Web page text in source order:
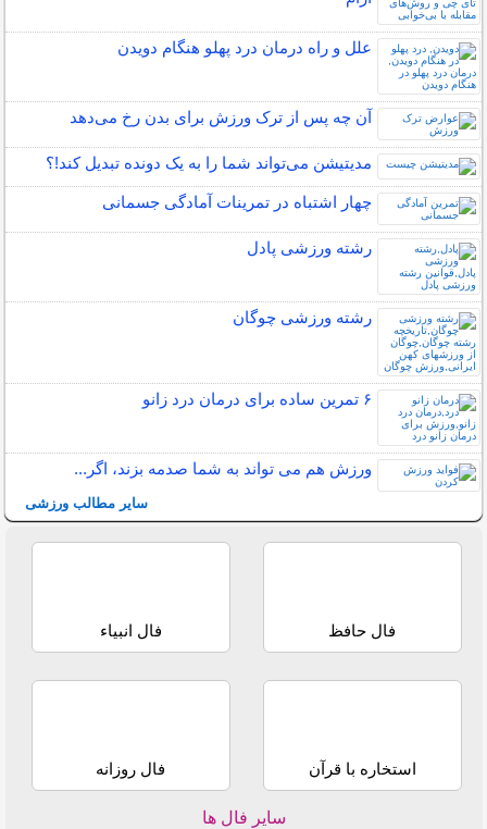
علل و راه درمان درد پهلو هنگام دویدن
آن چه پس از ترک ورزش برای بدن رخ می‌دهد
مدیتیشن می‌تواند شما را به یک دونده تبدیل کند!؟
چهار اشتباه در تمرینات آمادگی جسمانی
رشته ورزشی پادل
رشته ورزشی چوگان
۶ تمرین ساده برای درمان درد زانو
ورزش هم می تواند به شما صدمه بزند، اگر...
سایر مطالب ورزشی
فال حافظ فال انبیاء
استخاره با قرآن فال روزانه
سایر فال ها